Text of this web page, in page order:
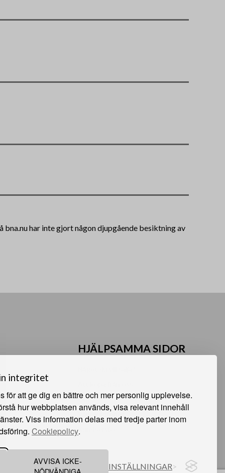
integritet
för att ge dig en bättre och mer personlig upplevelse.
hur webbplatsen används, visa relevant innehåll
Viss information delas med tredje parter inom
Cookiepolicy.
AVVISA ICKE-
INSTÄLLNINGAR
har inte gjort någon djupgående besiktning av
HJÄLPSAMMA SIDOR
Om oss
Våra auktioner
Kundservice